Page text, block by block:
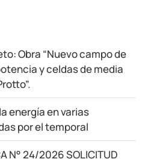
Obra “Nuevo campo de
y celdas de media
energía en varias
por el temporal
N° 24/2026 SOLICITUD